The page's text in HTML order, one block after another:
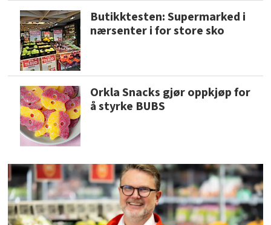
Butikktesten: Supermarked i
nærsenter i for store sko
Orkla Snacks gjør oppkjøp for
å styrke BUBS